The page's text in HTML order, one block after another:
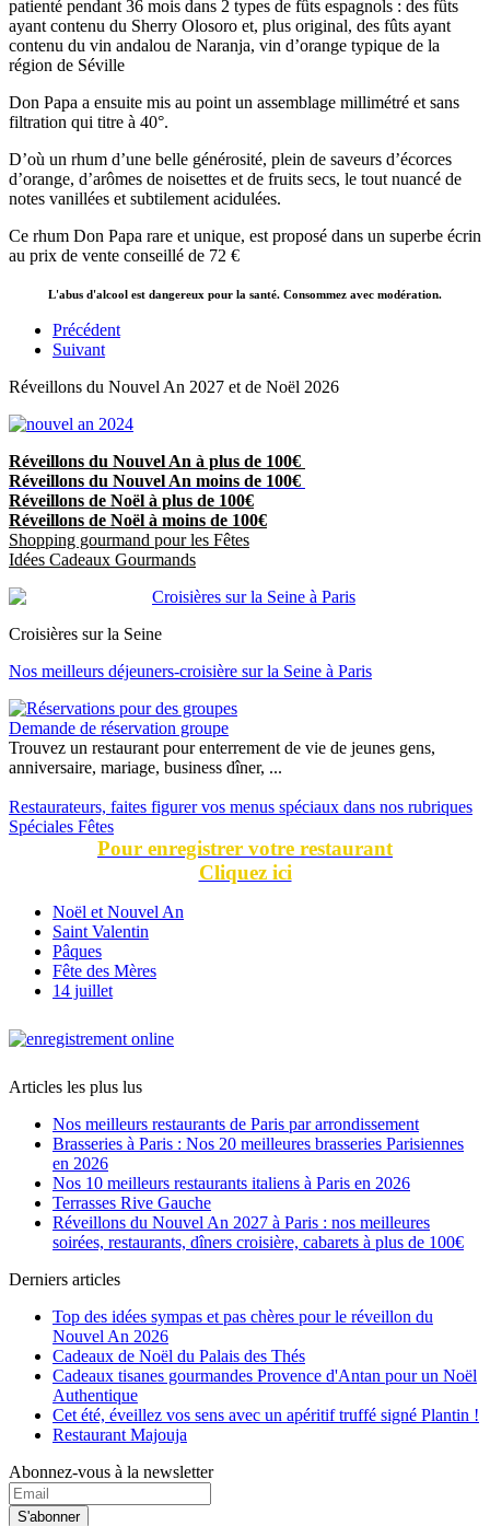
patienté pendant 36 mois dans 2 types de fûts espagnols : des fûts
ayant contenu du Sherry Olosoro et, plus original, des fûts ayant
contenu du vin andalou de Naranja, vin d’orange typique de la
région de Séville
Don Papa a ensuite mis au point un assemblage millimétré et sans
filtration qui titre à 40°.
D’où un rhum d’une belle générosité, plein de saveurs d’écorces
d’orange, d’arômes de noisettes et de fruits secs, le tout nuancé de
notes vanillées et subtilement acidulées.
Ce rhum Don Papa rare et unique, est proposé dans un superbe écrin
au prix de vente conseillé de 72 €
L'abus d'alcool est dangereux pour la santé. Consommez avec modération.
Précédent
Suivant
Réveillons du Nouvel An 2027 et de Noël 2026
Réveillons du Nouvel An à plus de 100€
Réveillons du Nouvel An moins de 100€
Réveillons de Noël à plus de 100€
Réveillons de Noël à moins de 100€
Shopping gourmand pour les Fêtes
Idées Cadeaux Gourmands
Croisières sur la Seine
Nos meilleurs déjeuners-croisière sur la Seine à Paris
Demande de réservation groupe
Trouvez un restaurant pour enterrement de vie de jeunes gens,
anniversaire, mariage, business dîner, ...
Restaurateurs, faites figurer vos menus spéciaux dans nos rubriques
Spéciales Fêtes
Pour enregistrer votre restaurant
Cliquez ici
Noël et Nouvel An
Saint Valentin
Pâques
Fête des Mères
14 juillet
Articles les plus lus
Nos meilleurs restaurants de Paris par arrondissement
Brasseries à Paris : Nos 20 meilleures brasseries Parisiennes
en 2026
Nos 10 meilleurs restaurants italiens à Paris en 2026
Terrasses Rive Gauche
Réveillons du Nouvel An 2027 à Paris : nos meilleures
soirées, restaurants, dîners croisière, cabarets à plus de 100€
Derniers articles
Top des idées sympas et pas chères pour le réveillon du
Nouvel An 2026
Cadeaux de Noël du Palais des Thés
Cadeaux tisanes gourmandes Provence d'Antan pour un Noël
Authentique
Cet été, éveillez vos sens avec un apéritif truffé signé Plantin !
Restaurant Majouja
Abonnez-vous à la newsletter
S'abonner